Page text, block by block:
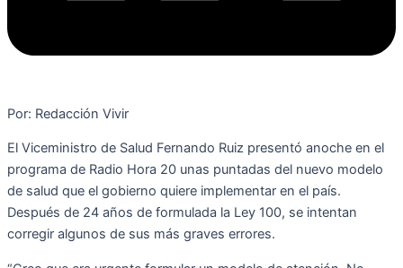
Por: Redacción Vivir
El Viceministro de Salud Fernando Ruiz presentó anoche en el
programa de Radio Hora 20 unas puntadas del nuevo modelo
de salud que el gobierno quiere implementar en el país.
Después de 24 años de formulada la Ley 100, se intentan
corregir algunos de sus más graves errores.